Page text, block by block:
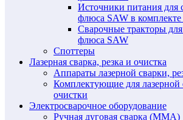
Источники питания для
флюса SAW в комплекте
Сварочные тракторы
флюса SAW
Споттеры
Лазерная сварка, резка и очистка
Аппараты лазерной сварки,
Комплектующие для лазерной
очистки
Электросварочное оборудование
Ручная дуговая сварка (MMA)